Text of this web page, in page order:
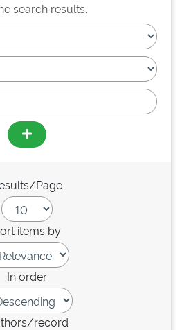
search results.
Page
items by
In order
record